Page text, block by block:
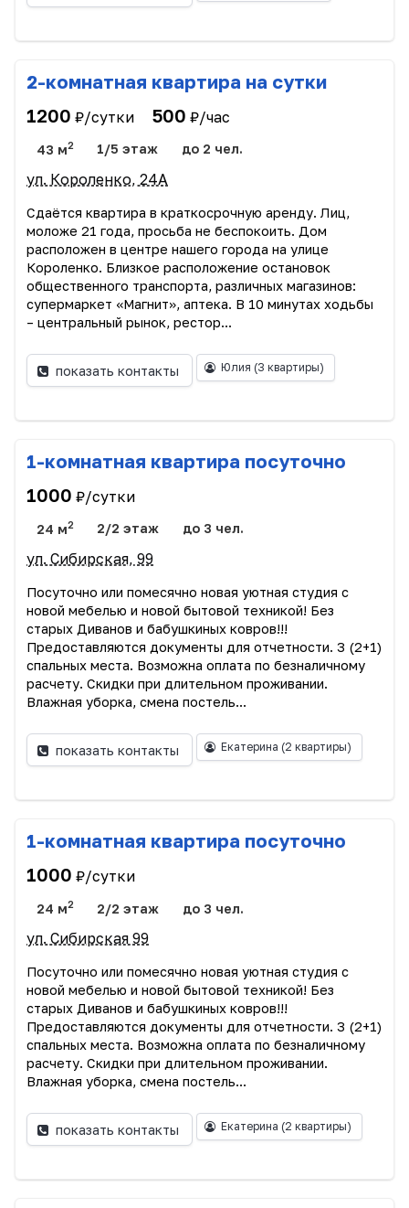
2-комнатная квартира на сутки
1200 ₽/сутки 500 ₽/час
43 м2 1/5 этаж до 2 чел.
ул. Короленко, 24А
Сдаётся квартира в краткосрочную аренду. Лиц,
моложе 21 года, просьба не беспокоить. Дом
расположен в центре нашего города на улице
Короленко. Близкое расположение остановок
общественного транспорта, различных магазинов:
супермаркет «Магнит», аптека. В 10 минутах ходьбы
– центральный рынок, рестор...
показать контакты Юлия (3 квартиры)
1-комнатная квартира посуточно
1000 ₽/сутки
24 м2 2/2 этаж до 3 чел.
ул. Сибирская, 99
Посуточно или помесячно новая уютная студия с
новой мебелью и новой бытовой техникой! Без
старых Диванов и бабушкиных ковров!!!
Предоставляются документы для отчетности. 3 (2+1)
спальных места. Возможна оплата по безналичному
расчету. Скидки при длительном проживании.
Влажная уборка, смена постель...
показать контакты Екатерина (2 квартиры)
1-комнатная квартира посуточно
1000 ₽/сутки
24 м2 2/2 этаж до 3 чел.
ул. Сибирская 99
Посуточно или помесячно новая уютная студия с
новой мебелью и новой бытовой техникой! Без
старых Диванов и бабушкиных ковров!!!
Предоставляются документы для отчетности. 3 (2+1)
спальных места. Возможна оплата по безналичному
расчету. Скидки при длительном проживании.
Влажная уборка, смена постель...
показать контакты Екатерина (2 квартиры)